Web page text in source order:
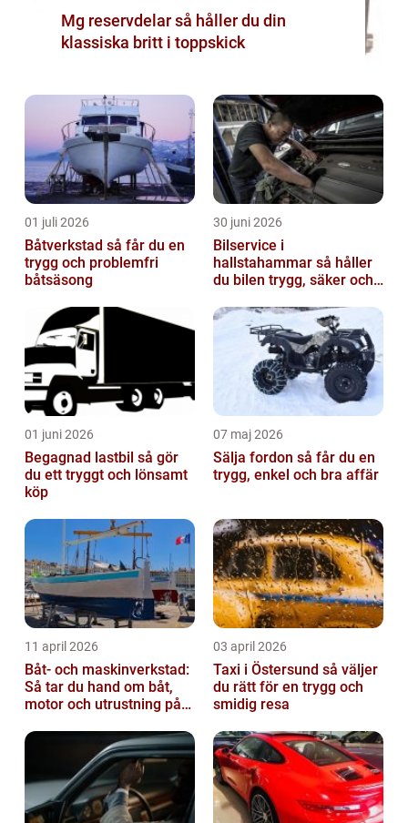
Mg reservdelar så håller du din
klassiska britt i toppskick
01 juli 2026
Båtverkstad så får du en
trygg och problemfri
båtsäsong
30 juni 2026
Bilservice i
hallstahammar så håller
du bilen trygg, säker och
01 juni 2026
Begagnad lastbil så gör
du ett tryggt och lönsamt
köp
07 maj 2026
Sälja fordon så får du en
trygg, enkel och bra affär
11 april 2026
Båt- och maskinverkstad:
Så tar du hand om båt,
motor och utrustning på
03 april 2026
Taxi i Östersund så väljer
du rätt för en trygg och
smidig resa